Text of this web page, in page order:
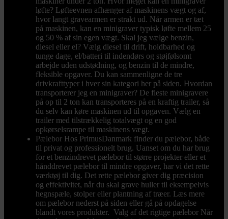
løfte? Løfteevnen afhænger af maskinens vægt og af,
hvor langt gravearmen er strakt ud. Når armen er tæt
på maskinen, kan en minigraver typisk løfte mellem 25
og 50 % af sin egen vægt. Skal jeg vælge benzin,
diesel eller el? Vælg diesel til drift, holdbarhed og
tunge dage, el/batteri til indendørs og støjfølsomt
arbejde uden udstødning, og benzin til de mindre,
fleksible opgaver. Du kan sammenligne de tre
drivkrafttyper i hver sin kategori her på siden. Hvordan
transporterer jeg en minigraver? De fleste minigravere
på op til 2 ton kan transporteres på en kraftig trailer, så
du selv kan køre maskinen ud til opgaven. Vælg en
trailer med tilstrækkelig totalvægt og en god
opkørselsrampe til maskinens vægt.
Pælebor Hos PrimusDanmark finder du pælebor, både
til privat og professionelt brug. Uanset om du har brug
for et benzindrevet pælebor til større projekter eller et
hånddrevet pælebor til mindre opgaver, har vi det rette
værktøj til dig. Det rette pælebor giver dig præcision
og effektivitet, når du skal grave huller til eksempelvis
hegnspæle, stolper eller plantning af træer. Læs mere
om pælebor nederst på siden eller gå på opdagelse
blandt vores produkter. Valg af det rigtige pælebor Når